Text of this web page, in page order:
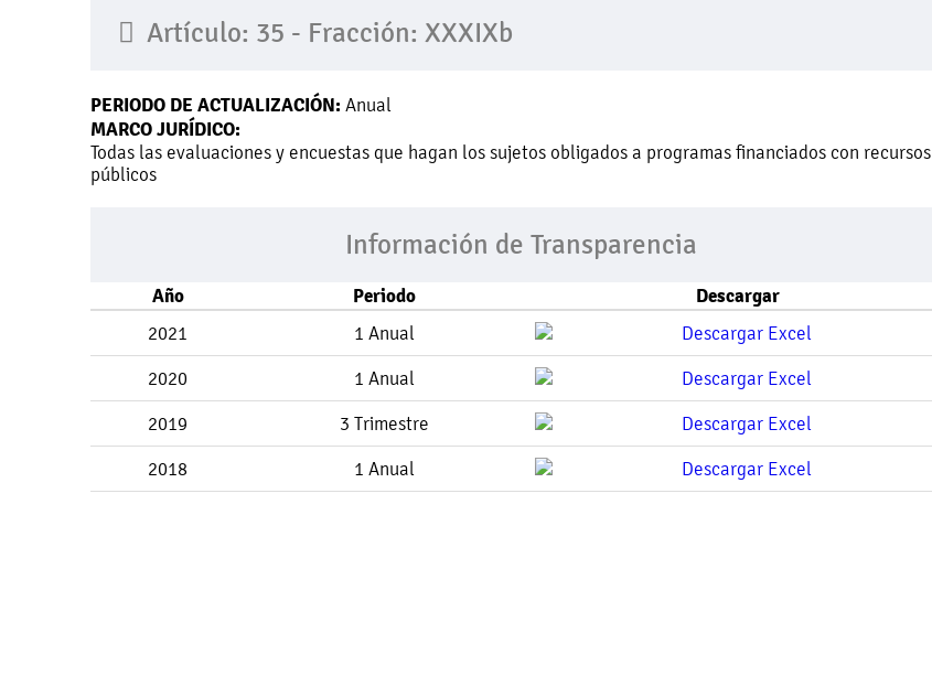
Artículo: 35 - Fracción: XXXIXb
PERIODO DE ACTUALIZACIÓN: Anual
MARCO JURÍDICO:
Todas las evaluaciones y encuestas que hagan los sujetos obligados a programas financiados con recursos
públicos
Información de Transparencia
Año Periodo Descargar
2021 1 Anual
2020 1 Anual
2019 3 Trimestre
2018 1 Anual